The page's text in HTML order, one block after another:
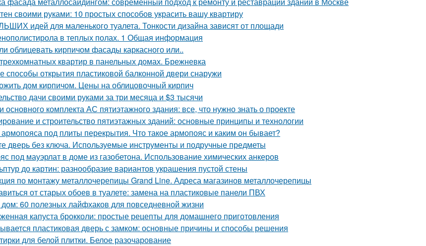
своими руками: 10 простых способов украсить вашу квартиру
идей для маленького туалета. Тонкости дизайна зависят от площади
в теплых полах. 1 Общая информация
облицевать кирпичом фасады каркасного или..
квартир в панельных домах. Брежневка
способы открытия пластиковой балконной двери снаружи
дом кирпичом. Цены на облицовочный кирпич
дачи своими руками за три месяца и $3 тысячи
основного комплекта АС пятиэтажного здания: все, что нужно знать о проекте
и строительство пятиэтажных зданий: основные принципы и технологии
под плиты перекрытия. Что такое армопояс и каким он бывает?
дверь без ключа. Используемые инструменты и подручные предметы
под мауэрлат в доме из газобетона. Использование химических анкеров
до картин: разнообразие вариантов украшения пустой стены
по монтажу металлочерепицы Grand Line. Адреса магазинов металлочерепицы
от старых обоев в туалете: замена на пластиковые панели ПВХ
дом: 60 полезных лайфхаков для повседневной жизни
капуста брокколи: простые рецепты для домашнего приготовления
пластиковая дверь с замком: основные причины и способы решения
для белой плитки. Белое разочарование